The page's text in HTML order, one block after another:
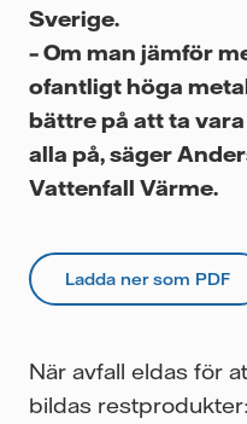
Sverige.
– Om man jämför
ofantligt höga
bättre på att ta
alla på, säger
Vattenfall Värme.
Ladda ner som PDF
När avfall eldas för
bildas